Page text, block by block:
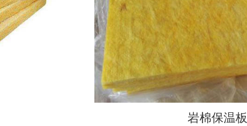
岩棉保温板